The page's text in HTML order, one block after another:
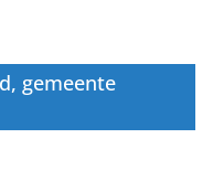
gemeente